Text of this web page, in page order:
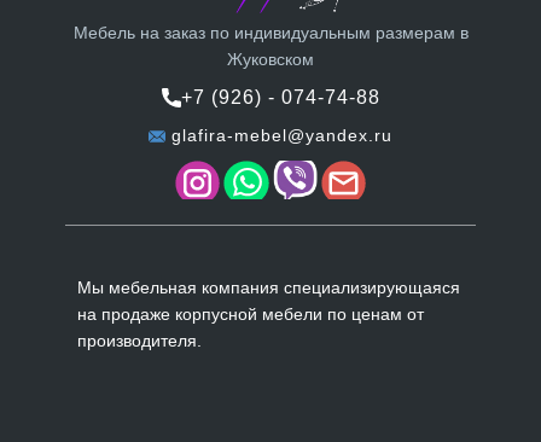
Мебель на заказ по индивидуальным размерам в
Жуковском
+7 (926) - 074-74-88
glafira-mebel@yandex.ru
Мы мебельная компания специализирующаяся
на продаже корпусной мебели по ценам от
производителя.